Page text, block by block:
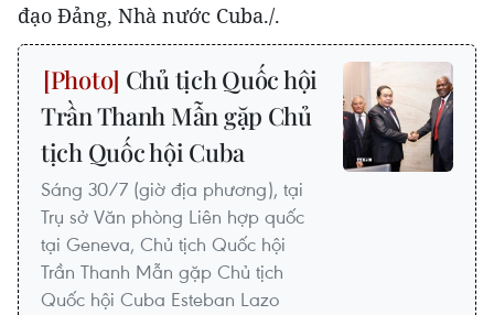
đạo Đảng, Nhà nước Cuba./.
Chủ tịch Quốc hội
Trần Thanh Mẫn gặp Chủ
tịch Quốc hội Cuba
Sáng 30/7 (giờ địa phương), tại
Trụ sở Văn phòng Liên hợp quốc
tại Geneva, Chủ tịch Quốc hội
Trần Thanh Mẫn gặp Chủ tịch
Quốc hội Cuba Esteban Lazo